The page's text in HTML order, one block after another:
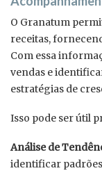
O Granatum
receitas,
Com essa
vendas e
estratégias de
Isso pode ser útil
Análise de
identificar